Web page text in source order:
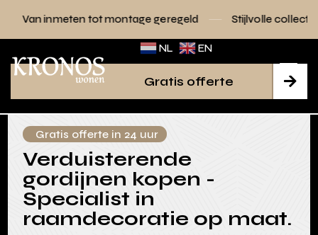
tot montage geregeld Stijlvolle collecties voor elk
NL EN

Gratis offerte
Gratis offerte in 24 uur
Verduisterende
gordijnen kopen -
Specialist in
raamdecoratie op maat.